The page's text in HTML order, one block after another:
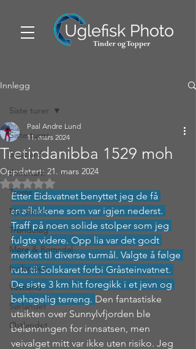
Innlegg
Siste turer
Svalbard
Finnmark
Troms
Nordland
Trøndelag
Møre & Romsdal
Innlandet
Vestland
Sørlandet
Østlandet
Siste turer
Tretindanibba 1529 moh
Paal Andre Lund
11. mars 2024
Oppdatert: 21. mars 2024
Gitt NaN av 5 stjerner.
Etter Eidsvatnet benyttet jeg de få
snøflekkene som var igjen nederst.
Traff på noen solide stolper som jeg
fulgte videre. Opp lia var det godt
merket til diverse turmål. Valgte å følge
ruta til Solskaret forbi Gråsteinvatnet.
De siste 3 km hit foregikk i et jevn og
behagelig terreng. Den fantastiske
utsikten over Sunnylvfjorden ble
belønningen for innsatsen, men
veivalget mitt var ikke uten risiko. Jeg